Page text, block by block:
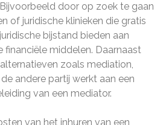
door op zoek te gaan
of juridische klinieken die gratis
bijstand bieden aan
financiële middelen. Daarnaast
zoals mediation,
andere partij werkt aan een
van een mediator.
van het inhuren van een